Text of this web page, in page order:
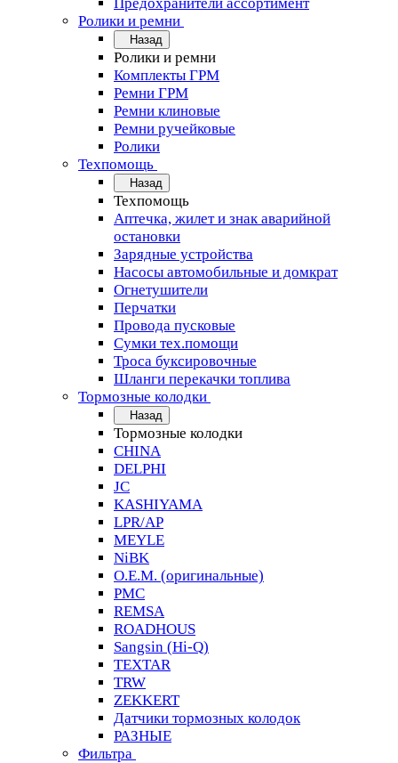
Ролики и ремни
Назад
Ролики и ремни
Комплекты ГРМ
Ремни ГРМ
Ремни клиновые
Ремни ручейковые
Ролики
Техпомощь
Назад
Техпомощь
Аптечка, жилет и знак аварийной
остановки
Зарядные устройства
Насосы автомобильные и домкрат
Огнетушители
Перчатки
Провода пусковые
Сумки тех.помощи
Троса буксировочные
Шланги перекачки топлива
Тормозные колодки
Назад
Тормозные колодки
CHINA
DELPHI
JC
KASHIYAMA
LPR/AP
MEYLE
NiBK
O.E.M. (оригинальные)
PMC
REMSA
ROADHOUS
Sangsin (Hi-Q)
TEXTAR
TRW
ZEKKERT
Датчики тормозных колодок
РАЗНЫЕ
Фильтра